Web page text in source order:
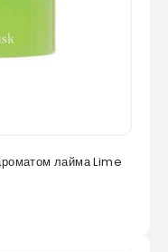
лайма Lime